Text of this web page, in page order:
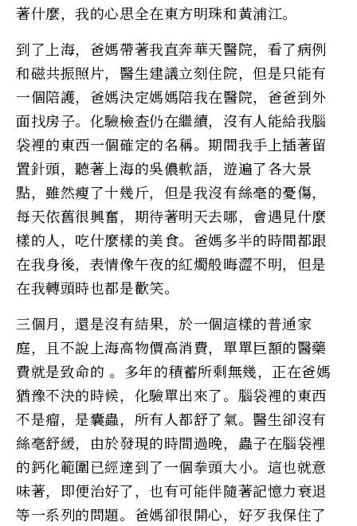
著什麼，我的心思全在東方明珠和黃浦江。
到了上海，爸媽帶著我直奔華天醫院，看了病例
和磁共振照片，醫生建議立刻住院，但是只能有
一個陪護，爸媽決定媽媽陪我在醫院，爸爸到外
面找房子。化驗檢查仍在繼續，沒有人能給我腦
袋裡的東西一個確定的名稱。期間我手上插著留
置針頭，聽著上海的吳儂軟語，遊遍了各大景
點，雖然瘦了十幾斤，但是我沒有絲毫的憂傷，
每天依舊很興奮，期待著明天去哪，會遇見什麼
樣的人，吃什麼樣的美食。爸媽多半的時間都跟
在我身後，表情像午夜的紅燭般晦澀不明，但是
在我轉頭時也都是歡笑。
三個月，還是沒有結果，於一個這樣的普通家
庭，且不說上海高物價高消費，單單巨額的醫藥
費就是致命的 。多年的積蓄所剩無幾，正在爸媽
猶豫不決的時候，化驗單出來了。腦袋裡的東西
不是瘤，是囊蟲，所有人都舒了氣。醫生卻沒有
絲毫舒緩，由於發現的時間過晚，蟲子在腦袋裡
的鈣化範圍已經達到了一個拳頭大小。這也就意
味著，即便治好了，也有可能伴隨著記憶力衰退
等一系列的問題。爸媽卻很開心，好歹我保住了